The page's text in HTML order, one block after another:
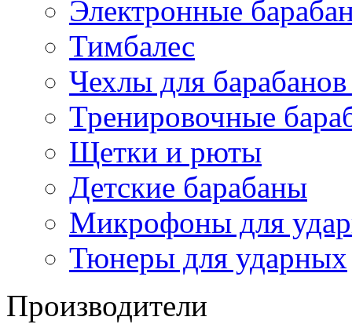
Электронные
Тимбалес
Чехлы для
Тренировочные
Щетки и рюты
Детские барабаны
Микрофоны для
Тюнеры для ударных
Производители